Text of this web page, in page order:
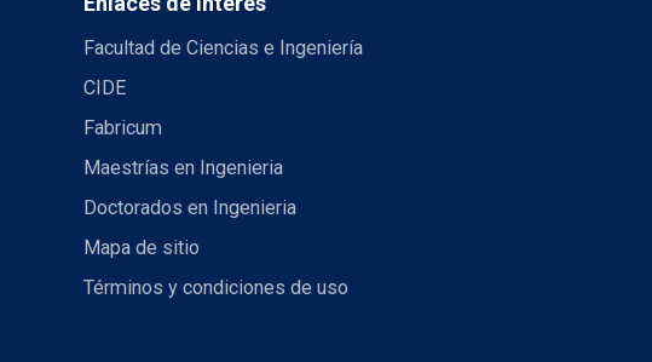
Facultad de Ciencias e Ingeniería
CIDE
Fabricum
Maestrías en Ingenieria
Doctorados en Ingenieria
Mapa de sitio
Términos y condiciones de uso